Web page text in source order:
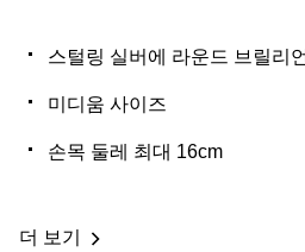
스털링 실버에 라운드 브릴리
미디움 사이즈
손목 둘레 최대 16cm
더 보기